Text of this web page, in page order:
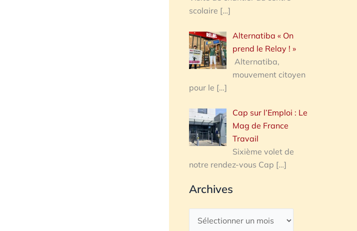
scolaire […]
Alternatiba « On
prend le Relay ! »
Alternatiba,
mouvement citoyen
pour le […]
Cap sur l’Emploi : Le
Mag de France
Travail
Sixième volet de
notre rendez-vous Cap […]
Archives